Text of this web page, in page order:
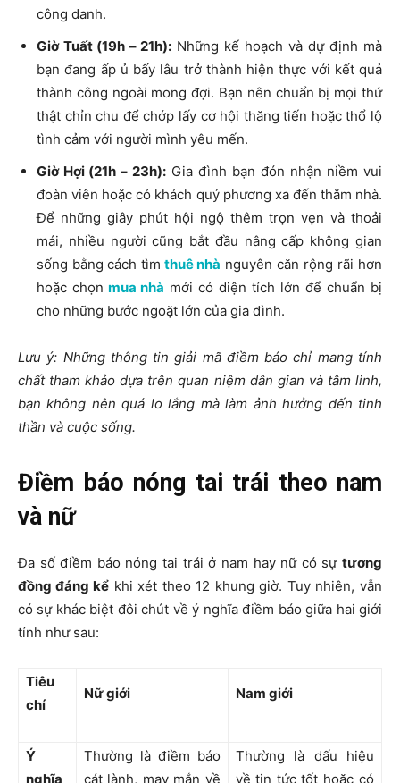
công danh.
Giờ Tuất (19h – 21h): Những kế hoạch và dự định mà
bạn đang ấp ủ bấy lâu trở thành hiện thực với kết quả
thành công ngoài mong đợi. Bạn nên chuẩn bị mọi thứ
thật chỉn chu để chớp lấy cơ hội thăng tiến hoặc thổ lộ
tình cảm với người mình yêu mến.
Giờ Hợi (21h – 23h): Gia đình bạn đón nhận niềm vui
đoàn viên hoặc có khách quý phương xa đến thăm nhà.
Để những giây phút hội ngộ thêm trọn vẹn và thoải
mái, nhiều người cũng bắt đầu nâng cấp không gian
sống bằng cách tìm thuê nhà nguyên căn rộng rãi hơn
hoặc chọn mua nhà mới có diện tích lớn để chuẩn bị
cho những bước ngoặt lớn của gia đình.
Lưu ý: Những thông tin giải mã điềm báo chỉ mang tính
chất tham khảo dựa trên quan niệm dân gian và tâm linh,
bạn không nên quá lo lắng mà làm ảnh hưởng đến tinh
thần và cuộc sống.
Điềm báo nóng tai trái theo nam
và nữ
Đa số điềm báo nóng tai trái ở nam hay nữ có sự tương
đồng đáng kể khi xét theo 12 khung giờ. Tuy nhiên, vẫn
có sự khác biệt đôi chút về ý nghĩa điềm báo giữa hai giới
tính như sau:
Tiêu
chí
Nữ giới Nam giới
Ý
nghĩa
Thường là điềm báo
cát lành, may mắn về
Thường là dấu hiệu
về tin tức tốt hoặc có